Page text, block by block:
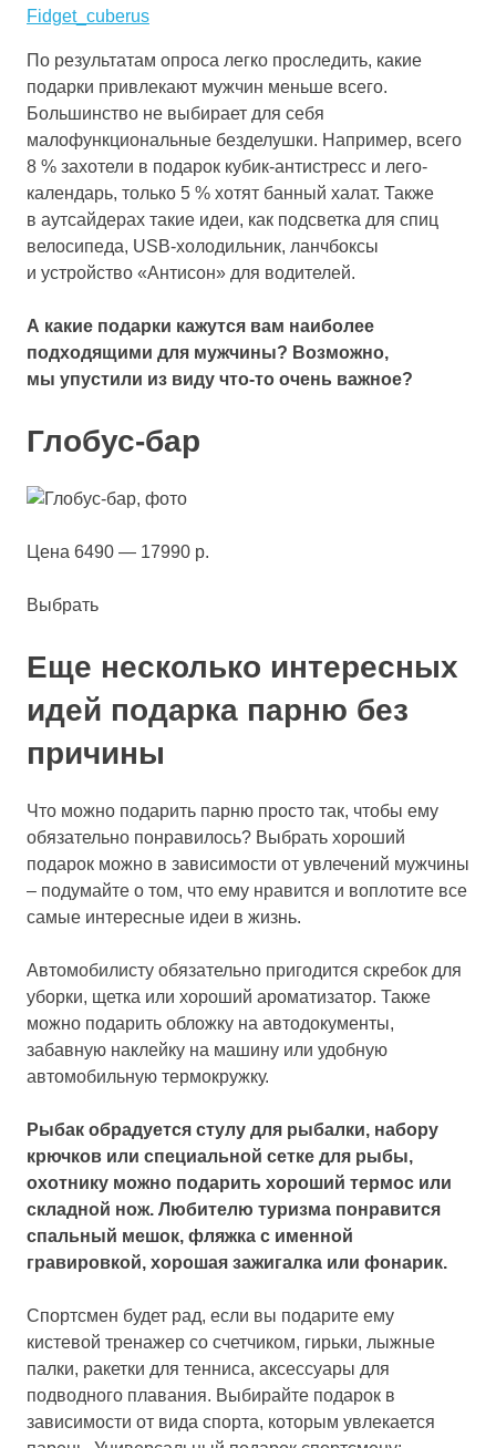
Fidget_cuberus
По результатам опроса легко проследить, какие
подарки привлекают мужчин меньше всего.
Большинство не выбирает для себя
малофункциональные безделушки. Например, всего
8 % захотели в подарок кубик-антистресс и лего-
календарь, только 5 % хотят банный халат. Также
в аутсайдерах такие идеи, как подсветка для спиц
велосипеда, USB-холодильник, ланчбоксы
и устройство «Антисон» для водителей.
А какие подарки кажутся вам наиболее
подходящими для мужчины? Возможно,
мы упустили из виду что-то очень важное?
Глобус-бар
Цена 6490 — 17990 р.
Выбрать
Еще несколько интересных
идей подарка парню без
причины
Что можно подарить парню просто так, чтобы ему
обязательно понравилось? Выбрать хороший
подарок можно в зависимости от увлечений мужчины
– подумайте о том, что ему нравится и воплотите все
самые интересные идеи в жизнь.
Автомобилисту обязательно пригодится скребок для
уборки, щетка или хороший ароматизатор. Также
можно подарить обложку на автодокументы,
забавную наклейку на машину или удобную
автомобильную термокружку.
Рыбак обрадуется стулу для рыбалки, набору
крючков или специальной сетке для рыбы,
охотнику можно подарить хороший термос или
складной нож. Любителю туризма понравится
спальный мешок, фляжка с именной
гравировкой, хорошая зажигалка или фонарик.
Спортсмен будет рад, если вы подарите ему
кистевой тренажер со счетчиком, гирьки, лыжные
палки, ракетки для тенниса, аксессуары для
подводного плавания. Выбирайте подарок в
зависимости от вида спорта, которым увлекается